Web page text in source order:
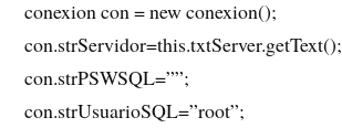
conexion con = new conexion();
con.strServidor=this.txtServer.getText();
con.strPSWSQL=””;
con.strUsuarioSQL=”root”;